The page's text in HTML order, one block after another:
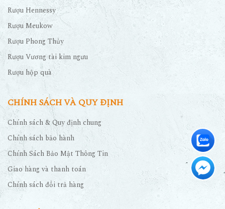
Rượu Hennessy
Rượu Meukow
Rượu Phong Thủy
Rượu Vương tài kim ngưu
Rượu hộp quà
CHÍNH SÁCH VÀ QUY ĐỊNH
Chính sách & Quy định chung
Chính sách bảo hành
Chính Sách Bảo Mật Thông Tin
Giao hàng và thanh toán
Chính sách đổi trả hàng